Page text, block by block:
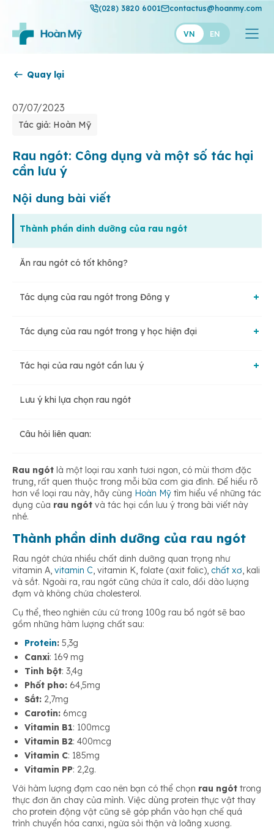
(028) 3820 6001 contactus@hoanmy.com
VN EN
Thuận Mỹ
Quay lại
07/07/2023
Tác giả: Hoàn Mỹ
Rau ngót: Công dụng và một số tác hại
cần lưu ý
Nội dung bài viết
Thành phần dinh dưỡng của rau ngót
Ăn rau ngót có tốt không?
Tác dụng của rau ngót trong Đông y
Giúp thanh nhiệt, giải độc
Tác dụng của rau ngót trong y học hiện đại
Rau ngót giúp kiểm soát đường huyết
Giúp tăng cường hệ miễn dịch và giảm viêm nhiễm
Tác hại của rau ngót cần lưu ý
Nguy cơ sảy thai
Gây mất ngủ
Lưu ý khi lựa chọn rau ngót
Câu hỏi liên quan:
Rau ngót là một loại rau xanh tươi ngon, có mùi thơm đặc
trưng, rất quen thuộc trong mỗi bữa cơm gia đình. Để hiểu rõ
hơn về loại rau này, hãy cùng Hoàn Mỹ tìm hiểu về những tác
dụng của rau ngót và tác hại cần lưu ý trong bài viết này
nhé.
Thành phần dinh dưỡng của rau ngót
Rau ngót chứa nhiều chất dinh dưỡng quan trọng như
vitamin A, vitamin C, vitamin K, folate (axit folic), chất xơ, kali
và sắt. Ngoài ra, rau ngót cũng chứa ít calo, dồi dào lượng
đạm và không chứa cholesterol.
Cụ thể, theo nghiên cứu cứ trong 100g rau bồ ngót sẽ bao
gồm những hàm lượng chất sau:
Protein: 5,3g
Canxi: 169 mg
Tinh bột: 3,4g
Phốt pho: 64,5mg
Sắt: 2,7mg
Carotin: 6mcg
Vitamin B1: 100mcg
Vitamin B2: 400mcg
Vitamin C: 185mg
Vitamin PP: 2,2g.
Với hàm lượng đạm cao nên bạn có thể chọn rau ngót trong
thực đơn ăn chay của mình. Việc dùng protein thực vật thay
cho protein động vật cũng sẽ góp phần vào hạn chế quá
trình chuyển hóa canxi, ngừa sỏi thận và loãng xương.